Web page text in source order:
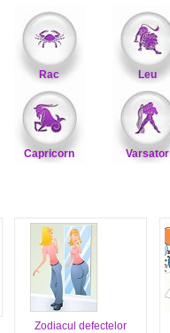
Rac Leu
Capricorn Varsator
Zodiacul defectelor